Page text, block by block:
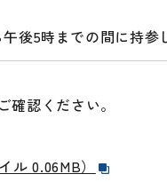
後5時までの間に持参
認ください。
0.06MB）